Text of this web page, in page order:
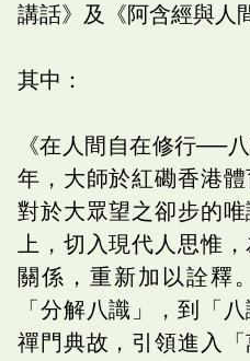
講話》及《阿含經與人
其中：
《在人間自在修行──
年，大師於紅磡香港體
對於大眾望之卻步的
上，切入現代人思惟
關係，重新加以詮釋
「分解八識」，到「
禪門典故，引領進入